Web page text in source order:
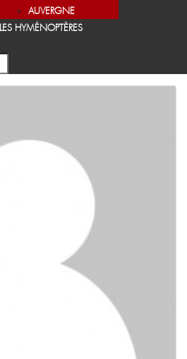
AUVERGNE
LES HYMÉNOPTÈRES